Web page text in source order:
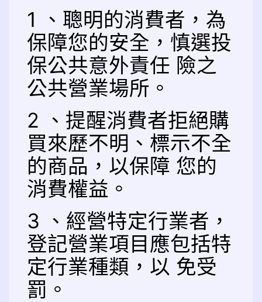
1 、聰明的消費者，為
保障您的安全，慎選投
保公共意外責任 險之
公共營業場所。
2 、提醒消費者拒絕購
買來歷不明、標示不全
的商品，以保障 您的
消費權益。
3 、經營特定行業者，
登記營業項目應包括特
定行業種類，以 免受
罰。